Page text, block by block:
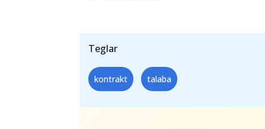
Teglar
kontrakt talaba